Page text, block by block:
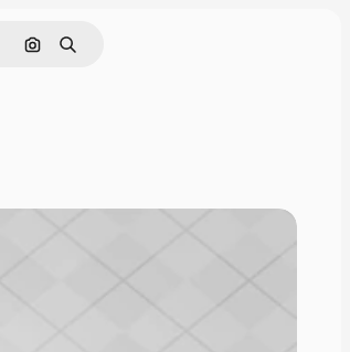
Cerca per immagine
Ricerca